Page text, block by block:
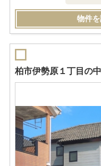
物件
柏市伊勢原１丁目の